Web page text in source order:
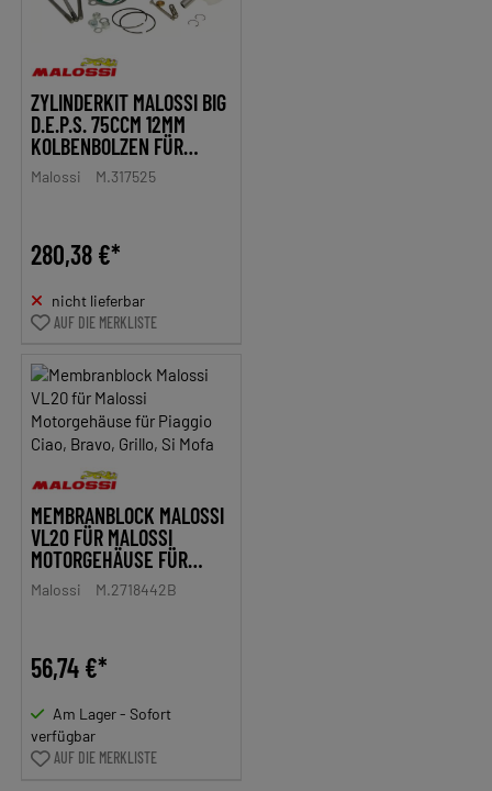
ZYLINDERKIT MALOSSI BIG
D.E.P.S. 75CCM 12MM
KOLBENBOLZEN FÜR
PIAGGIO, VESPA BRAVO,
BOSS, GRILLO, SI
Malossi M.317525
280,38 €*
nicht lieferbar
AUF DIE MERKLISTE
MEMBRANBLOCK MALOSSI
VL20 FÜR MALOSSI
MOTORGEHÄUSE FÜR
PIAGGIO CIAO, BRAVO,
GRILLO, SI MOFA
Malossi M.2718442B
56,74 €*
Am Lager - Sofort
verfügbar
AUF DIE MERKLISTE